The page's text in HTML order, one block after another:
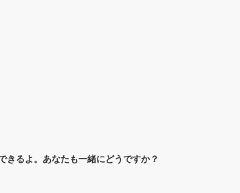
るよ。あなたも一緒にどうですか？